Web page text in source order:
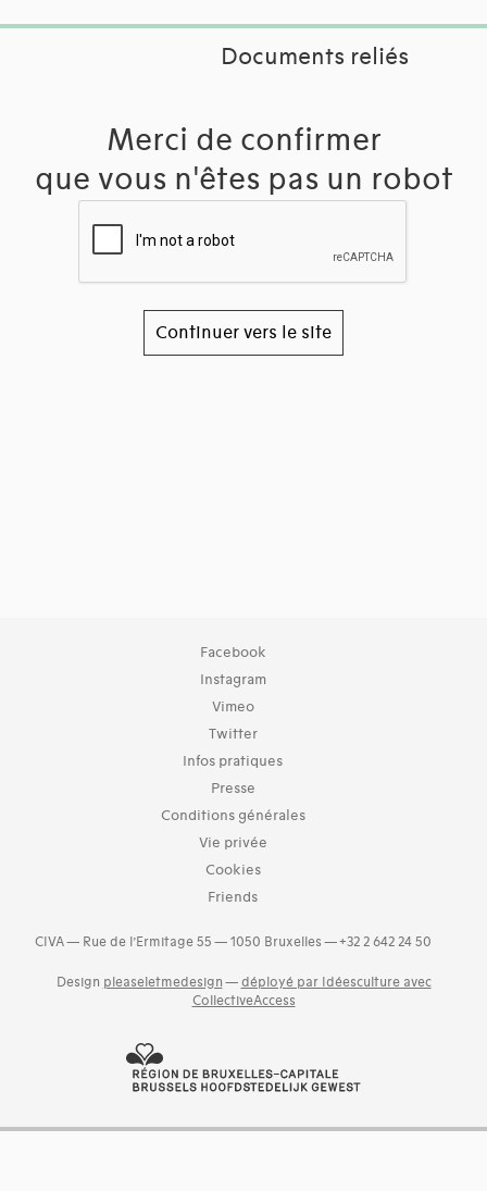
Documents reliés
Merci de confirmer
que vous n'êtes pas un robot
Continuer vers le site
Facebook
Instagram
Vimeo
Twitter
Infos pratiques
Presse
Conditions générales
Vie privée
Cookies
Friends
CIVA — Rue de l’Ermitage 55 — 1050 Bruxelles — +32 2 642 24 50
Design pleaseletmedesign — déployé par Idéesculture avec
CollectiveAccess